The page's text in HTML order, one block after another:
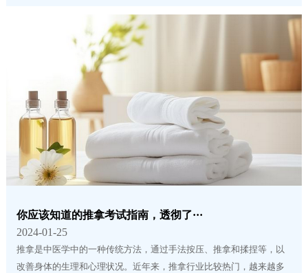
你应该知道的推拿考试指南，透彻了···
2024-01-25
推拿是中医学中的一种传统方法，通过手法按压、推拿和揉捏等，以
改善身体的生理和心理状况。近年来，推拿行业比较热门，越来越多